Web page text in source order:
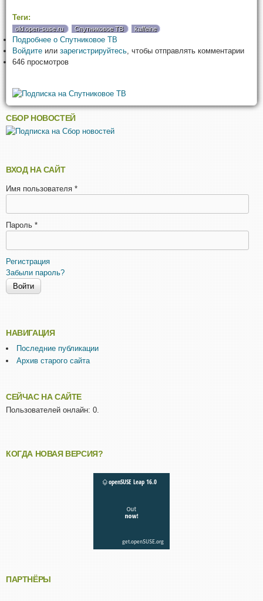
Теги:
old.open-suse.ru Спутниковое ТВ kaffeine
Подробнее о Спутниковое ТВ
Войдите или зарегистрируйтесь, чтобы отправлять комментарии
646 просмотров
СБОР НОВОСТЕЙ
ВХОД НА САЙТ
Имя пользователя *
Пароль *
Регистрация
Забыли пароль?
НАВИГАЦИЯ
Последние публикации
Архив старого сайта
СЕЙЧАС НА САЙТЕ
Пользователей онлайн: 0.
КОГДА НОВАЯ ВЕРСИЯ?
ПАРТНЁРЫ